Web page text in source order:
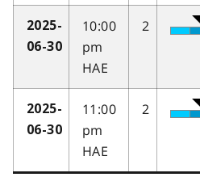
2025-
06-30
10:00
pm
HAE
2
2025-
06-30
11:00
pm
HAE
2